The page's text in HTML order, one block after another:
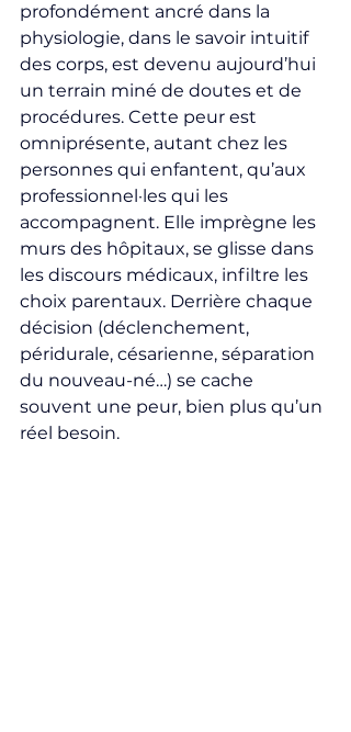
profondément ancré dans la
physiologie, dans le savoir intuitif
des corps, est devenu aujourd’hui
un terrain miné de doutes et de
procédures. Cette peur est
omniprésente, autant chez les
personnes qui enfantent, qu’aux
professionnel·les qui les
accompagnent. Elle imprègne les
murs des hôpitaux, se glisse dans
les discours médicaux, infiltre les
choix parentaux. Derrière chaque
décision (déclenchement,
péridurale, césarienne, séparation
du nouveau-né…) se cache
souvent une peur, bien plus qu’un
réel besoin.